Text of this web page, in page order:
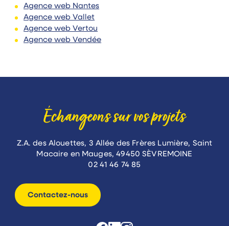
Agence web Nantes
Agence web Vallet
Agence web Vertou
Agence web Vendée
Échangeons sur vos projets
Z.A. des Alouettes, 3 Allée des Frères Lumière, Saint
Macaire en Mauges, 49450 SÈVREMOINE
02 41 46 74 85
Contactez-nous